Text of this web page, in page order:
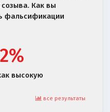
созыва. Как вы
фальсификации
высокую
все результаты